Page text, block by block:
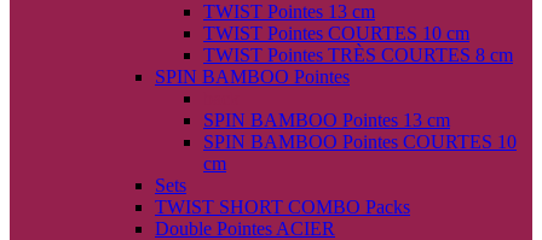
TWIST Pointes 13 cm
TWIST Pointes COURTES 10 cm
TWIST Pointes TRÈS COURTES 8 cm
SPIN BAMBOO Pointes
SPIN BAMBOO Pointes 13 cm
SPIN BAMBOO Pointes COURTES 10
cm
Sets
TWIST SHORT COMBO Packs
Double Pointes ACIER